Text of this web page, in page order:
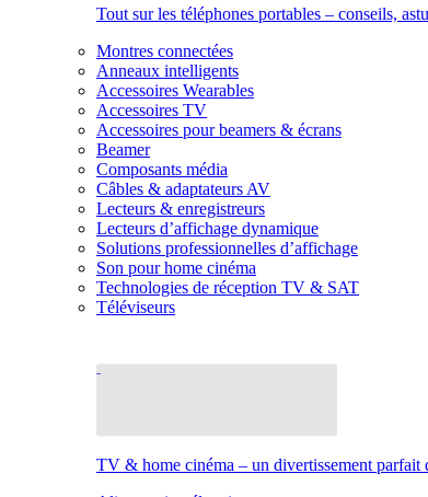
Tout sur les téléphones portables – conseils,
Montres connectées
Anneaux intelligents
Accessoires Wearables
Accessoires TV
Accessoires pour beamers & écrans
Beamer
Composants média
Câbles & adaptateurs AV
Lecteurs & enregistreurs
Lecteurs d’affichage dynamique
Solutions professionnelles d’affichage
Son pour home cinéma
Technologies de réception TV & SAT
Téléviseurs
TV & home cinéma – un divertissement parfait